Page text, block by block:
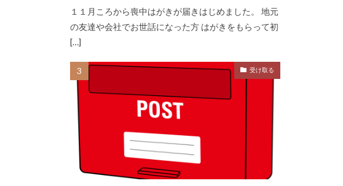
１１月ころから喪中はがきが届きはじめました。 地元
の友達や会社でお世話になった方 はがきをもらって初
[…]
受け取る